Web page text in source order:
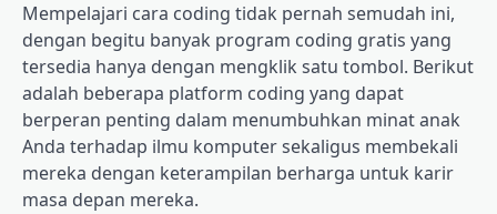
Mempelajari cara coding tidak pernah semudah ini,
dengan begitu banyak program coding gratis yang
tersedia hanya dengan mengklik satu tombol. Berikut
adalah beberapa platform coding yang dapat
berperan penting dalam menumbuhkan minat anak
Anda terhadap ilmu komputer sekaligus membekali
mereka dengan keterampilan berharga untuk karir
masa depan mereka.